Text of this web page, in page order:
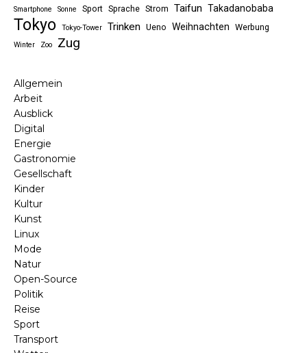
Smartphone Sonne Sport Sprache Strom Taifun Takadanobaba
Tokyo Tokyo-Tower Trinken Ueno Weihnachten Werbung
Winter Zoo Zug
Allgemein
Arbeit
Ausblick
Digital
Energie
Gastronomie
Gesellschaft
Kinder
Kultur
Kunst
Linux
Mode
Natur
Open-Source
Politik
Reise
Sport
Transport